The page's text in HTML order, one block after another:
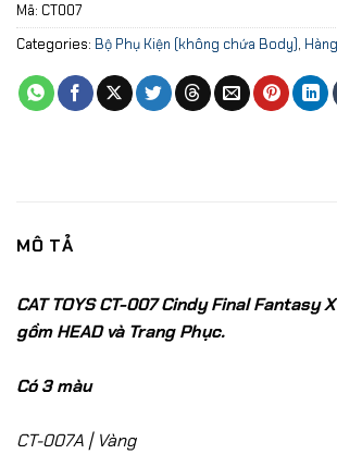
Mã: CT007
Categories: Bộ Phụ Kiện (không chứa Body),
MÔ TẢ
CAT TOYS CT-007 Cindy Final Fantasy
gồm HEAD và Trang Phục.
Có 3 màu
CT-007A | Vàng